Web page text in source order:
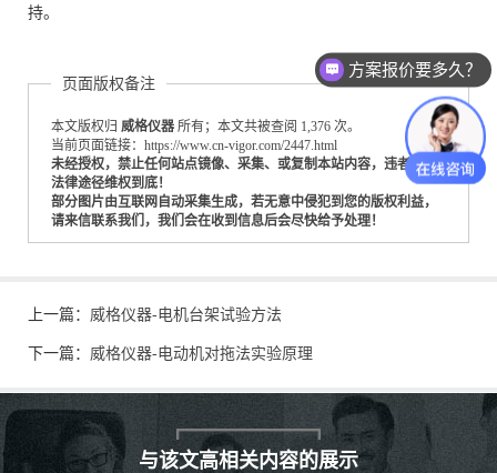
持。
页面版权备注
本文版权归 威格仪器 所有；本文共被查阅 1,376 次。
当前页面链接：https://www.cn-vigor.com/2447.html
未经授权，禁止任何站点镜像、采集、或复制本站内容，违者通过
法律途径维权到底！
部分图片由互联网自动采集生成，若无意中侵犯到您的版权利益，
请来信联系我们，我们会在收到信息后会尽快给予处理！
上一篇： 威格仪器-电机台架试验方法
下一篇： 威格仪器-电动机对拖法实验原理
与该文高相关内容的展示
方案报价要多久？